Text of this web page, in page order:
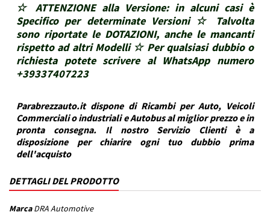
☆ ATTENZIONE alla Versione: in alcuni casi è
Specifico per determinate Versioni ☆ Talvolta
sono riportate le DOTAZIONI, anche le mancanti
rispetto ad altri Modelli ☆ Per qualsiasi dubbio o
richiesta potete scrivere al WhatsApp numero
+39337407223
Parabrezzauto.it dispone di Ricambi per Auto, Veicoli
Commerciali o industriali e Autobus al miglior prezzo e in
pronta consegna. Il nostro Servizio Clienti è a
disposizione per chiarire ogni tuo dubbio prima
dell'acquisto
DETTAGLI DEL PRODOTTO
Marca DRA Automotive